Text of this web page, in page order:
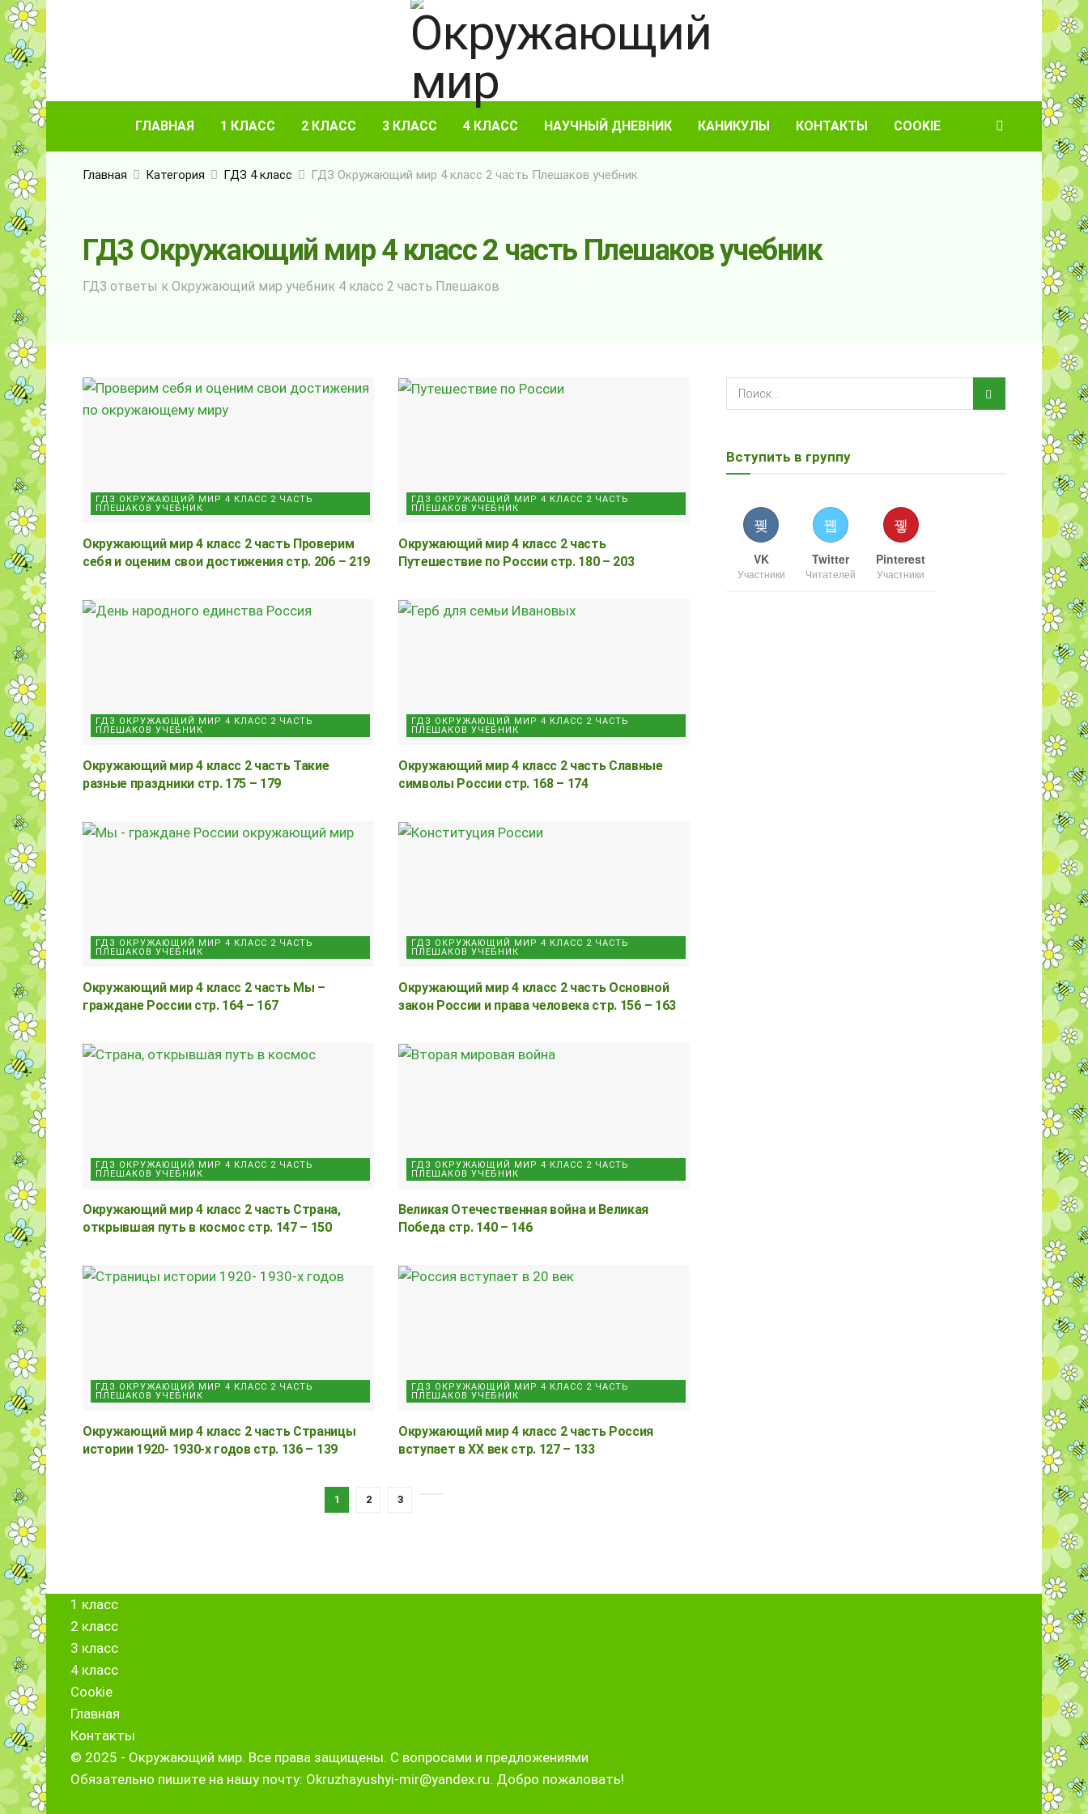
ГЛАВНАЯ 1 КЛАСС 2 КЛАСС 3 КЛАСС 4 КЛАСС НАУЧНЫЙ ДНЕВНИК КАНИКУЛЫ КОНТАКТЫ COOKIE
Главная Категория ГДЗ 4 класс ГДЗ Окружающий мир 4 класс 2 часть Плешаков учебник
ГДЗ Окружающий мир 4 класс 2 часть Плешаков учебник
ГДЗ ответы к Окружающий мир учебник 4 класс 2 часть Плешаков
ГДЗ ОКРУЖАЮЩИЙ МИР 4 КЛАСС 2 ЧАСТЬ
ПЛЕШАКОВ УЧЕБНИК
Окружающий мир 4 класс 2 часть Проверим
себя и оценим свои достижения стр. 206 – 219
ГДЗ ОКРУЖАЮЩИЙ МИР 4 КЛАСС 2 ЧАСТЬ
ПЛЕШАКОВ УЧЕБНИК
Окружающий мир 4 класс 2 часть
Путешествие по России стр. 180 – 203
ГДЗ ОКРУЖАЮЩИЙ МИР 4 КЛАСС 2 ЧАСТЬ
ПЛЕШАКОВ УЧЕБНИК
Окружающий мир 4 класс 2 часть Такие
разные праздники стр. 175 – 179
ГДЗ ОКРУЖАЮЩИЙ МИР 4 КЛАСС 2 ЧАСТЬ
ПЛЕШАКОВ УЧЕБНИК
Окружающий мир 4 класс 2 часть Славные
символы России стр. 168 – 174
ГДЗ ОКРУЖАЮЩИЙ МИР 4 КЛАСС 2 ЧАСТЬ
ПЛЕШАКОВ УЧЕБНИК
Окружающий мир 4 класс 2 часть Мы –
граждане России стр. 164 – 167
ГДЗ ОКРУЖАЮЩИЙ МИР 4 КЛАСС 2 ЧАСТЬ
ПЛЕШАКОВ УЧЕБНИК
Окружающий мир 4 класс 2 часть Основной
закон России и права человека стр. 156 – 163
ГДЗ ОКРУЖАЮЩИЙ МИР 4 КЛАСС 2 ЧАСТЬ
ПЛЕШАКОВ УЧЕБНИК
Окружающий мир 4 класс 2 часть Страна,
открывшая путь в космос стр. 147 – 150
ГДЗ ОКРУЖАЮЩИЙ МИР 4 КЛАСС 2 ЧАСТЬ
ПЛЕШАКОВ УЧЕБНИК
Великая Отечественная война и Великая
Победа стр. 140 – 146
ГДЗ ОКРУЖАЮЩИЙ МИР 4 КЛАСС 2 ЧАСТЬ
ПЛЕШАКОВ УЧЕБНИК
Окружающий мир 4 класс 2 часть Страницы
истории 1920- 1930-х годов стр. 136 – 139
ГДЗ ОКРУЖАЮЩИЙ МИР 4 КЛАСС 2 ЧАСТЬ
ПЛЕШАКОВ УЧЕБНИК
Окружающий мир 4 класс 2 часть Россия
вступает в ХХ век стр. 127 – 133
1 2 3
Вступить в группу
VK
Участники
Twitter
Читателей
Pinterest
Участники
1 класс
2 класс
3 класс
4 класс
Cookie
Главная
Контакты
© 2025 - Окружающий мир. Все права защищены. С вопросами и предложениями
Обязательно пишите на нашу почту: Okruzhayushyi-mir@yandex.ru. Добро пожаловать!